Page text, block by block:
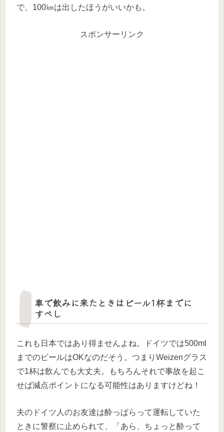
で、100㎞は出したほうがいいかも。
スポンサーリンク
車で飲みに来たときはビール1杯までに
すべし
これも日本ではあり得ませんよね。ドイツでは500ml
までのビールはOKなのだそう。つまりWeizenグラス
で1杯は飲んでも大丈夫。もちろんそれで事故を起こ
せば減点ポイントになる可能性はありますけどね！
夫のドイツ人のお友達は酔っぱらって運転していた
ときに警察に止められて、「あら、ちょっと酔って